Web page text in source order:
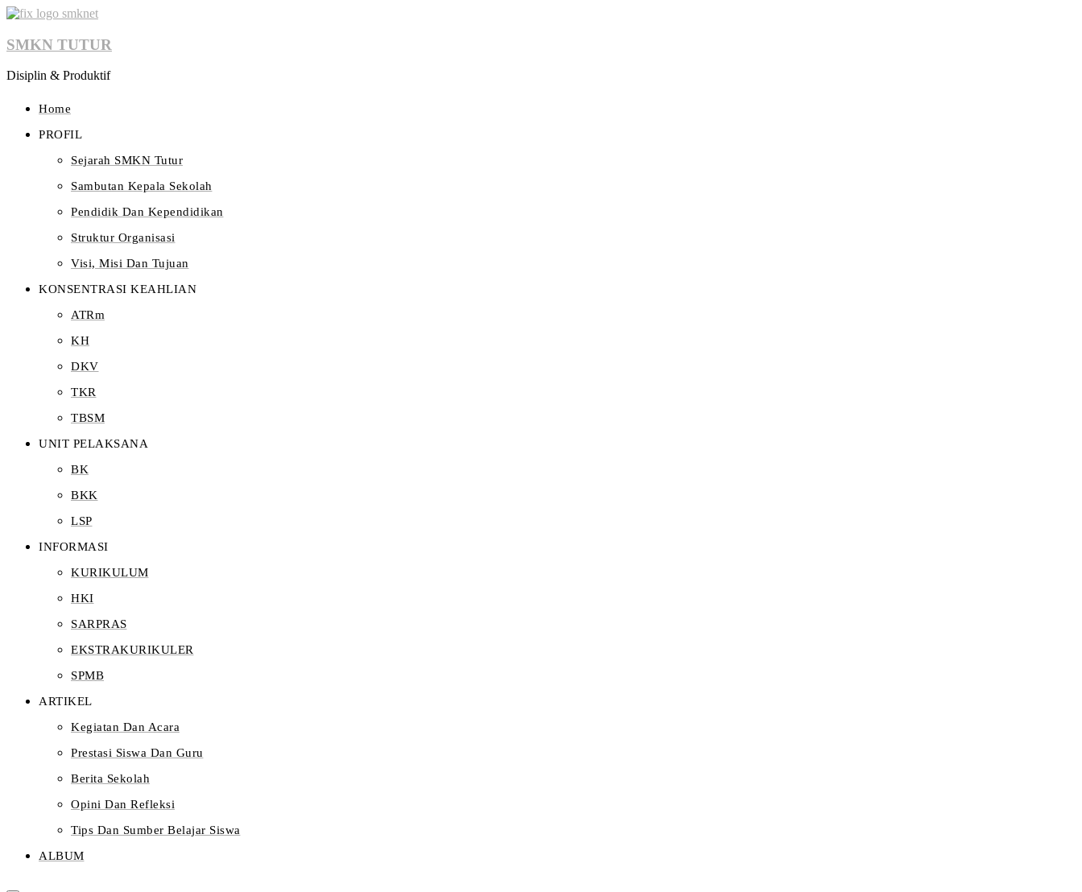
SMKN TUTUR
Disiplin & Produktif
Home
PROFIL
Sejarah SMKN Tutur
Sambutan Kepala Sekolah
Pendidik Dan Kependidikan
Struktur Organisasi
Visi, Misi Dan Tujuan
KONSENTRASI KEAHLIAN
ATRm
KH
DKV
TKR
TBSM
UNIT PELAKSANA
BK
BKK
LSP
INFORMASI
KURIKULUM
HKI
SARPRAS
EKSTRAKURIKULER
SPMB
ARTIKEL
Kegiatan Dan Acara
Prestasi Siswa Dan Guru
Berita Sekolah
Opini Dan Refleksi
Tips Dan Sumber Belajar Siswa
ALBUM